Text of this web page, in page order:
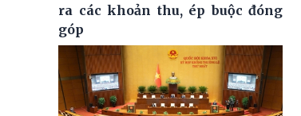
ra các khoản thu, ép buộc đóng
góp